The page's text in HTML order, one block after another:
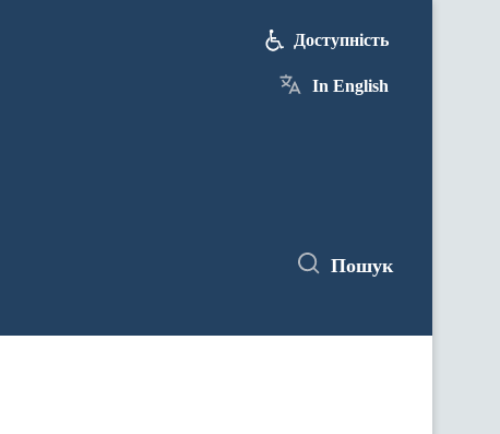
Доступність
In English
Пошук